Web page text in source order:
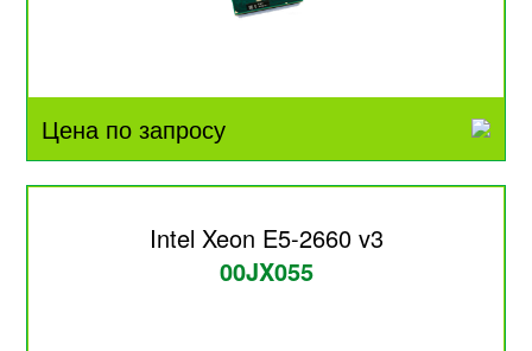
Цена по запросу
Intel Xeon E5-2660 v3
00JX055